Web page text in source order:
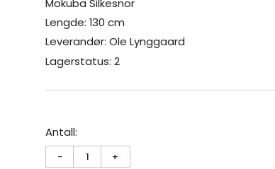
Mokuba Silkesnor
Lengde: 130 cm
Leverandør: Ole Lynggaard
Lagerstatus: 2
Antall:
- 1 +